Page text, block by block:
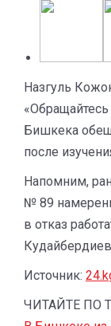
Назгуль
Бишкека
после
Напомним,
№ 89
в отказ
Источник:
ЧИТАЙТЕ ПО